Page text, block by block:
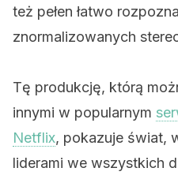
też pełen łatwo
znormalizowanych
Tę produkcję, którą
innymi w popularnym
Netflix, pokazuje świat,
liderami we wszystkich